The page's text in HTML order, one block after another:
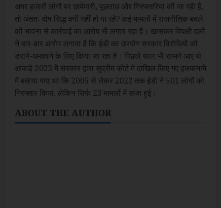
अगर हजारों लोगों पर छापेमारी, पूछताछ और गिरफ्तारियां की जा रही हैं,
तो अंततः दोष सिद्ध क्यों नहीं हो पा रहे? कई मामलों में राजनीतिक बदले
की भावना से कार्रवाई का आरोप भी लगता रहा है। खासकर विपक्षी दलों
ने बार-बार आरोप लगाया है कि ईडी का उपयोग सरकार विरोधियों को
डराने-धमकाने के लिए किया जा रहा है। पिछले साल भी सामने आए थे
आंकड़े 2023 में सरकार द्वारा सुप्रीम कोर्ट में दाखिल किए गए हलफनामे
में बताया गया था कि 2005 से लेकर 2022 तक ईडी ने 501 लोगों को
गिरफ्तार किया, लेकिन सिर्फ 23 मामलों में सजा हुई।
ABOUT THE AUTHOR